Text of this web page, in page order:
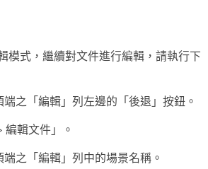
模式，繼續對文件進行編輯，請執行下
之「編輯」列左邊的「後退」按鈕。
輯文件」。
之「編輯」列中的場景名稱。